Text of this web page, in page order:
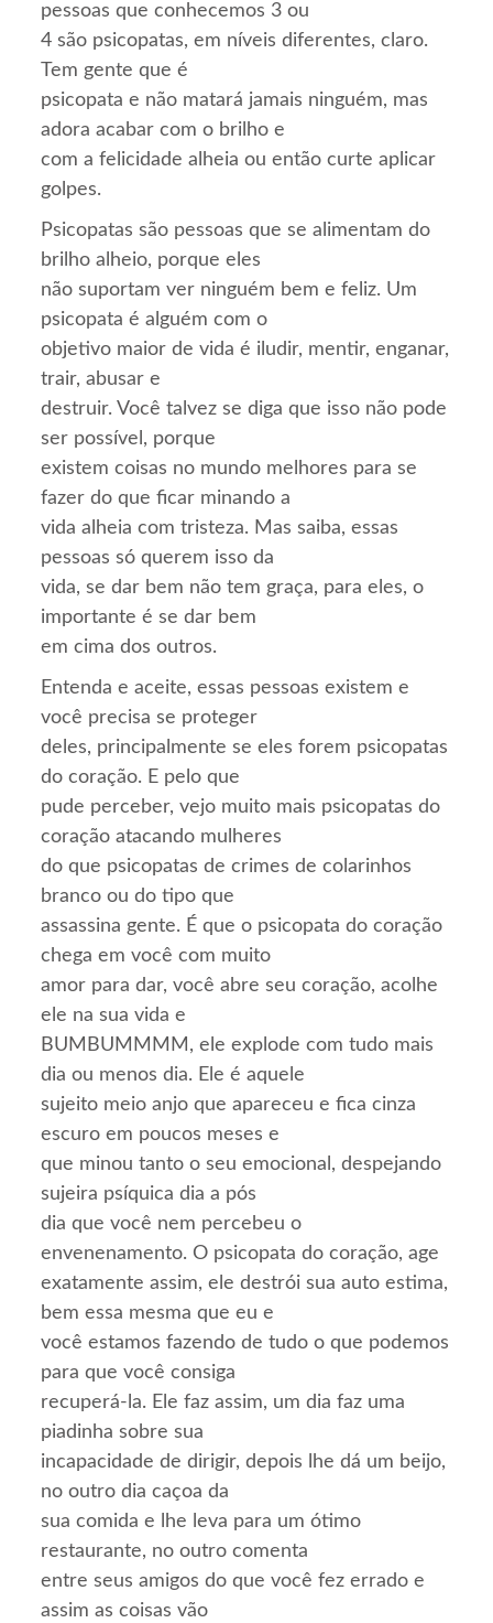
pessoas que conhecemos 3 ou
4 são psicopatas, em níveis diferentes, claro.
Tem gente que é
psicopata e não matará jamais ninguém, mas
adora acabar com o brilho e
com a felicidade alheia ou então curte aplicar
golpes.
Psicopatas são pessoas que se alimentam do
brilho alheio, porque eles
não suportam ver ninguém bem e feliz. Um
psicopata é alguém com o
objetivo maior de vida é iludir, mentir, enganar,
trair, abusar e
destruir. Você talvez se diga que isso não pode
ser possível, porque
existem coisas no mundo melhores para se
fazer do que ficar minando a
vida alheia com tristeza. Mas saiba, essas
pessoas só querem isso da
vida, se dar bem não tem graça, para eles, o
importante é se dar bem
em cima dos outros.
Entenda e aceite, essas pessoas existem e
você precisa se proteger
deles, principalmente se eles forem psicopatas
do coração. E pelo que
pude perceber, vejo muito mais psicopatas do
coração atacando mulheres
do que psicopatas de crimes de colarinhos
branco ou do tipo que
assassina gente. É que o psicopata do coração
chega em você com muito
amor para dar, você abre seu coração, acolhe
ele na sua vida e
BUMBUMMMM, ele explode com tudo mais
dia ou menos dia. Ele é aquele
sujeito meio anjo que apareceu e fica cinza
escuro em poucos meses e
que minou tanto o seu emocional, despejando
sujeira psíquica dia a pós
dia que você nem percebeu o
envenenamento. O psicopata do coração, age
exatamente assim, ele destrói sua auto estima,
bem essa mesma que eu e
você estamos fazendo de tudo o que podemos
para que você consiga
recuperá-la. Ele faz assim, um dia faz uma
piadinha sobre sua
incapacidade de dirigir, depois lhe dá um beijo,
no outro dia caçoa da
sua comida e lhe leva para um ótimo
restaurante, no outro comenta
entre seus amigos do que você fez errado e
assim as coisas vão